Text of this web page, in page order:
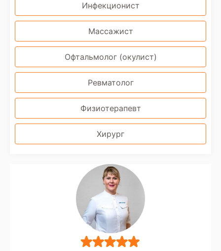
Инфекционист
Массажист
Офтальмолог (окулист)
Ревматолог
Физиотерапевт
Хирург